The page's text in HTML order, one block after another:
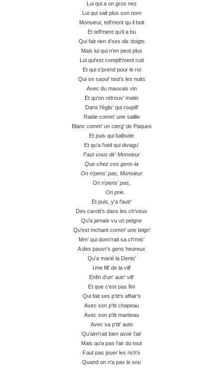
Lui qui a un gros nez
Lui qui sait plus son nom
Monsieur, tell'ment qu il boit
Et tell'ment qu'il a bu
Qui fait rien d'ses dix doigts
Mais lui qui n'en peut plus
Lui qui'est complt'ment cuit
Et qui s'prend pour le roi
Qui se saoul' tout's les nuits
Avec du mauvais vin
Et qu'on retrouv' matin
Dans l'églis' qui roupill'
Raide comm' une saillie
Blanc comm' un cierg' de Paques
Et puis qui balbutie
Et qu'a l'oeil qui divagu'
Faut vous dir' Monsieur
Que chez ces gens-la
On n'pens' pas, Monsieur
On n'pens' pas,
On prie.
Et puis, y'a l'autr'
Des carott's dans les ch'veux
Qu'a jamais vu un peigne
Qu'est mchant comm' une teign'
Mm' qui donn'rait sa ch'mis'
A des pauvr's gens heureux
Qu'a marié la Denis'
Une fill' de la vill'
Enfin d'un' autr' vill'
Et que c'est pas fini
Qui fait ses p'tit's affair's
Avec son p'tit chapeau
Avec son p'tit manteau
Avec sa p'tit' auto
Qu'aim'rait bien avoir l'air
Mais qu'a pas l'air du tout
Faut pas jouer les rich's
Quand on n'a pas le sou